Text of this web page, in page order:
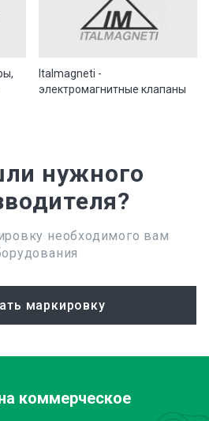
Italmagneti -
электромагнитные клапаны
нужного
необходимого вам
маркировку
коммерческое